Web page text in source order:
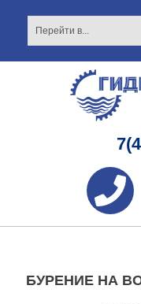
БУРЕНИЕ НА